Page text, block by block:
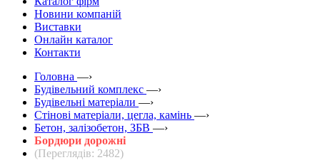
Новини компаній
Виставки
Онлайн каталог
Контакти
Головна —›
Будівельний комплекс —›
Будівельні матеріали —›
Стінові матеріали, цегла, камінь —›
Бетон, залізобетон, ЗБВ —›
Бордюри дорожні
(Переглядів: 2482)